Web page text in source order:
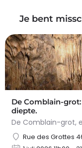
Je bent
De Comblain-
diepte.
Rue des Grottes